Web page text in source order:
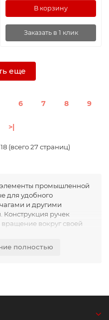
В корзину
Заказать в 1 клик
еще
6 7 8 9
>|
(всего 27 страниц)
промышленной
для удобного
и другими
ручек
вокруг своей
что снижает
в станках,
полностью